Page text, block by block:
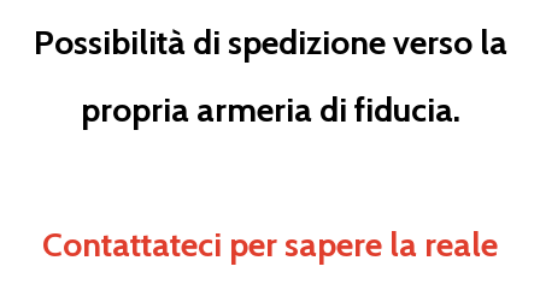
Possibilità di spedizione verso la
propria armeria di fiducia.
Contattateci per sapere la reale